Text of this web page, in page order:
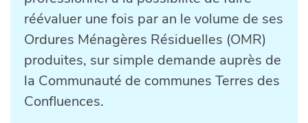
réévaluer une fois par an le volume de ses
Ordures Ménagères Résiduelles (OMR)
produites, sur simple demande auprès de
la Communauté de communes Terres des
Confluences.